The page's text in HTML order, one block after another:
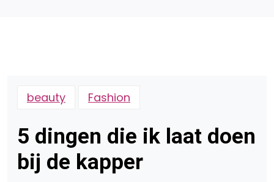
beauty Fashion
5 dingen die ik laat doen
bij de kapper